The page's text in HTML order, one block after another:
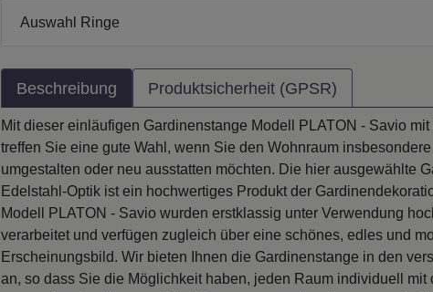
Auswahl Ringe
Beschreibung Produktsicherheit (GPSR)
Mit dieser einläufigen Gardinenstange Modell PLATON - Savio mit
treffen Sie eine gute Wahl, wenn Sie den Wohnraum
umgestalten oder neu ausstatten möchten. Die hier ausgewählte
Edelstahl-Optik ist ein hochwertiges Produkt der
Modell PLATON - Savio wurden erstklassig unter Verwendung
verarbeitet und verfügen zugleich über eine schönes, edles und
Erscheinungsbild. Wir bieten Ihnen die Gardinenstange in den
an, so dass Sie die Möglichkeit haben, jeden Raum individuell mit